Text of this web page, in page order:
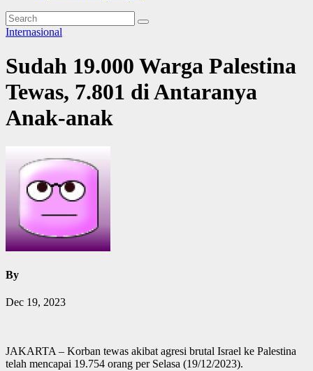
Internasional
Sudah 19.000 Warga Palestina
Tewas, 7.801 di Antaranya
Anak-anak
By
Dec 19, 2023
JAKARTA – Korban tewas akibat agresi brutal Israel ke Palestina
telah mencapai 19.754 orang per Selasa (19/12/2023).